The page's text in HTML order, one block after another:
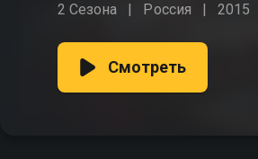
2 Сезона Россия 2015
Смотреть